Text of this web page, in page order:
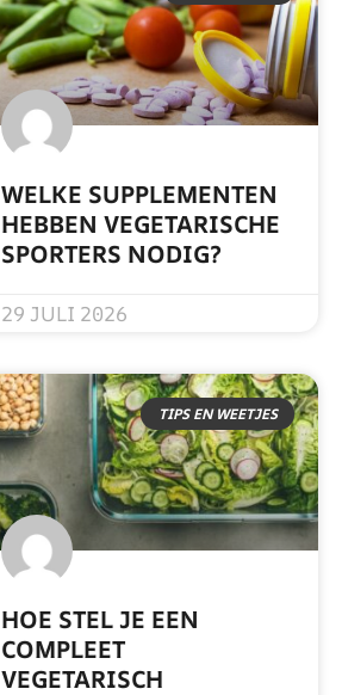
WELKE SUPPLEMENTEN
HEBBEN VEGETARISCHE
SPORTERS NODIG?
29 JULI 2026
TIPS EN WEETJES
HOE STEL JE EEN
COMPLEET
VEGETARISCH